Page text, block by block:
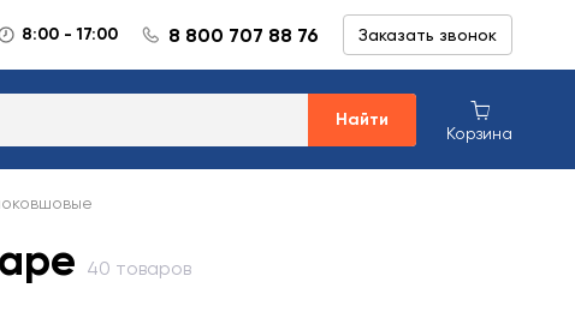
8:00 - 17:00 8 800 707 88 76 Заказать звонок
Найти
Корзина
40 товаров